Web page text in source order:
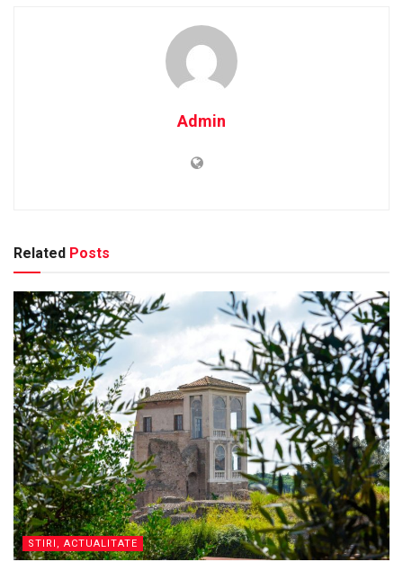
Admin
Related Posts
STIRI, ACTUALITATE